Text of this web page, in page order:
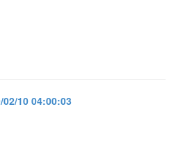
02/10 04:00:03